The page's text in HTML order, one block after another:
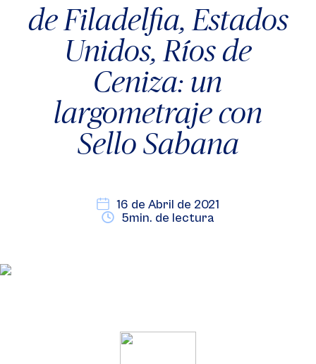
de Filadelfia, Estados
Unidos, Ríos de
Ceniza: un
largometraje con
Sello Sabana
16 de Abril de 2021
5min. de lectura